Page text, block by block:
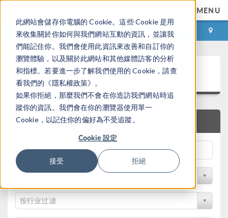
此網站會儲存你電腦的 Cookie。這些 Cookie 是用
來收集關於你如何與我們網站互動的資訊，並讓我
們能記住你。我們會使用此資訊來改善和自訂你的
瀏覽體驗，以及關於此網站和其他媒體訪客的分析
和指標。若要進一步了解我們使用的 Cookie，請查
看我們的《隱私權政策》。
如果你拒絕，那麼我們不會在你造訪我們網站時追
蹤你的資訊。我們會在你的瀏覽器使用單一
Cookie，以記住你的偏好為不受追蹤。
Cookie 設定
接受 拒絕
MENU
登录 咨询与购买
论文和技术资料
快速搜索
按物理领域过滤
按行业过滤